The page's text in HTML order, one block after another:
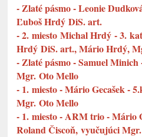
- Zlaté pásmo - Leonie
Ľuboš Hrdý DiS. art.
- 2. miesto Michal Hrdý - 3.
Hrdý DiS. art., Mário Hrdý,
- Zlaté pásmo - Samuel
Mgr. Oto Mello
- 1. miesto - Mário Gecašek -
Mgr. Oto Mello
- 1. miesto - ARM trio - Mário
Roland Čiscoň, vyučujúci